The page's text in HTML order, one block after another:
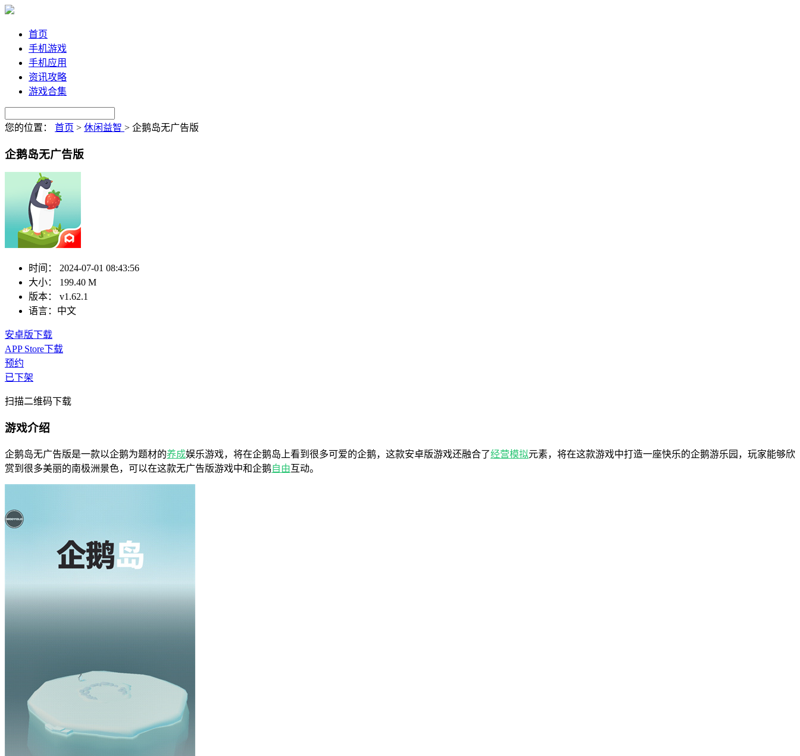
首页
手机游戏
手机应用
资讯攻略
游戏合集
您的位置： 首页 > 休闲益智 > 企鹅岛无广告版
企鹅岛无广告版
时间：
2024-07-01 08:43:56
大小：
199.40 M
版本：
v1.62.1
语言： 中文
安卓版下载
APP Store下载
预约
已下架
扫描二维码下载
游戏介绍
企鹅岛无广告版是一款以企鹅为题材的养成娱乐游戏，将在企鹅岛上看到很多可爱的企鹅，这款安卓版游戏还融合了经营模拟元素，将在这款游戏中打造一座快乐的企鹅游乐园，玩家能够欣
赏到很多美丽的南极洲景色，可以在这款无广告版游戏中和企鹅自由互动。